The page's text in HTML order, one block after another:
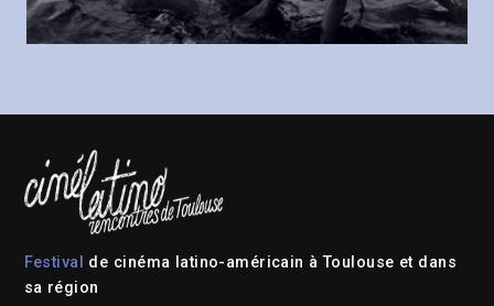
Festival de cinéma latino-américain à Toulouse et dans
sa région